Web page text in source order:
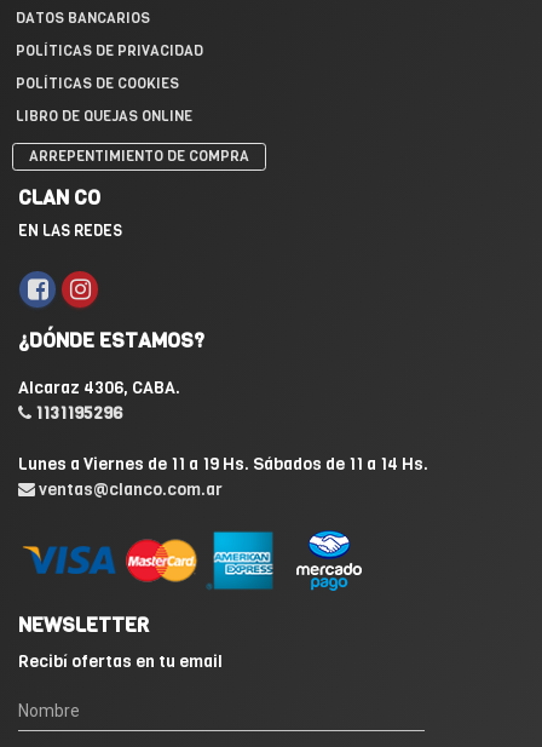
DATOS BANCARIOS
POLÍTICAS DE PRIVACIDAD
POLÍTICAS DE COOKIES
LIBRO DE QUEJAS ONLINE
ARREPENTIMIENTO DE COMPRA
CLAN CO
EN LAS REDES
¿DÓNDE ESTAMOS?
Alcaraz 4306, CABA.
1131195296
Lunes a Viernes de 11 a 19 Hs. Sábados de 11 a 14 Hs.
ventas@clanco.com.ar
NEWSLETTER
Recibí ofertas en tu email